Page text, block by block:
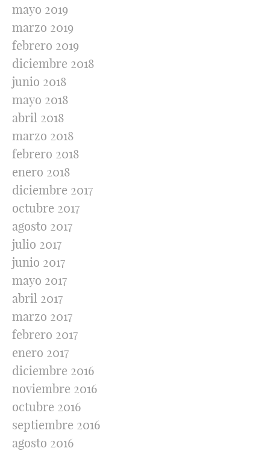
mayo 2019
marzo 2019
febrero 2019
diciembre 2018
junio 2018
mayo 2018
abril 2018
marzo 2018
febrero 2018
enero 2018
diciembre 2017
octubre 2017
agosto 2017
julio 2017
junio 2017
mayo 2017
abril 2017
marzo 2017
febrero 2017
enero 2017
diciembre 2016
noviembre 2016
octubre 2016
septiembre 2016
agosto 2016